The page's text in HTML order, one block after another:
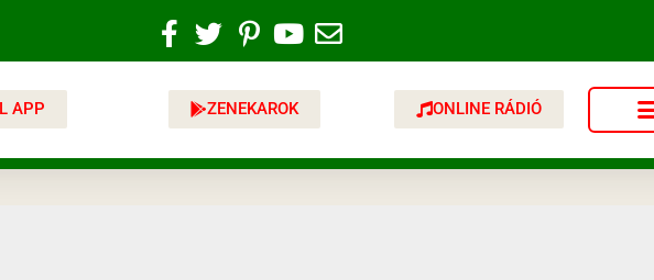
APP ZENEKAROK ONLINE RÁDIÓ